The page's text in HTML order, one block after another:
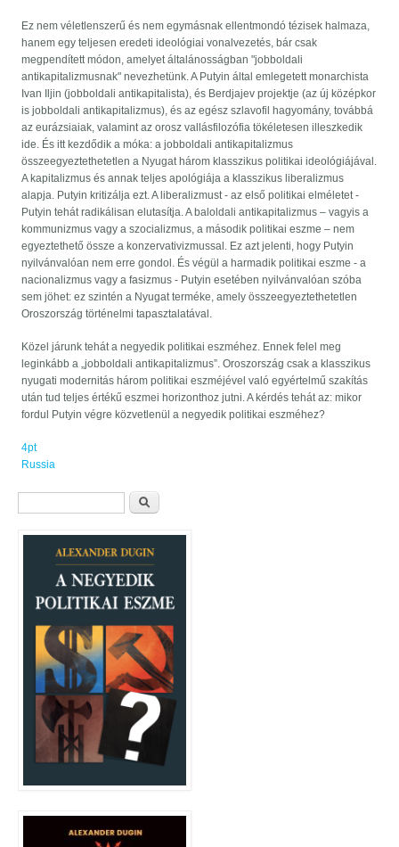
Ez nem véletlenszerű és nem egymásnak ellentmondó tézisek halmaza,
hanem egy teljesen eredeti ideológiai vonalvezetés, bár csak
megpendített módon, amelyet általánosságban "jobboldali
antikapitalizmusnak" nevezhetünk. A Putyin által emlegetett monarchista
Ivan Iljin (jobboldali antikapitalista), és Berdjajev projektje (az új középkor
is jobboldali antikapitalizmus), és az egész szlavofil hagyomány, továbbá
az eurázsiaiak, valamint az orosz vallásfilozófia tökéletesen illeszkedik
ide. És itt kezdődik a móka: a jobboldali antikapitalizmus
összeegyeztethetetlen a Nyugat három klasszikus politikai ideológiájával.
A kapitalizmus és annak teljes apológiája a klasszikus liberalizmus
alapja. Putyin kritizálja ezt. A liberalizmust - az első politikai elméletet -
Putyin tehát radikálisan elutasítja. A baloldali antikapitalizmus – vagyis a
kommunizmus vagy a szocializmus, a második politikai eszme – nem
egyeztethető össze a konzervativizmussal. Ez azt jelenti, hogy Putyin
nyilvánvalóan nem erre gondol. És végül a harmadik politikai eszme - a
nacionalizmus vagy a fasizmus - Putyin esetében nyilvánvalóan szóba
sem jöhet: ez szintén a Nyugat terméke, amely összeegyeztethetetlen
Oroszország történelmi tapasztalatával.
Közel járunk tehát a negyedik politikai eszméhez. Ennek felel meg
leginkább a „jobboldali antikapitalizmus”. Oroszország csak a klasszikus
nyugati modernitás három politikai eszméjével való egyértelmű szakítás
után tud teljes értékű eszmei horizonthoz jutni. A kérdés tehát az: mikor
fordul Putyin végre közvetlenül a negyedik politikai eszméhez?
4pt
Russia
Keresés űrlap